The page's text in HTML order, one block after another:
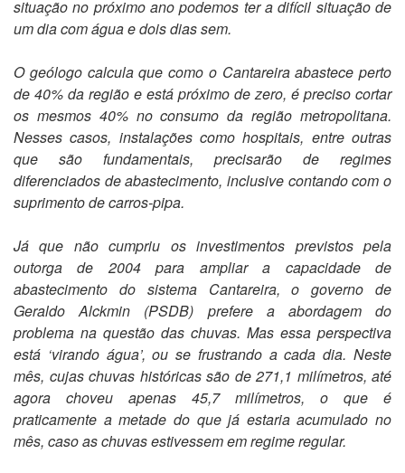
situação no próximo ano podemos ter a difícil situação de
um dia com água e dois dias sem.
O geólogo calcula que como o Cantareira abastece perto
de 40% da região e está próximo de zero, é preciso cortar
os mesmos 40% no consumo da região metropolitana.
Nesses casos, instalações como hospitais, entre outras
que são fundamentais, precisarão de regimes
diferenciados de abastecimento, inclusive contando com o
suprimento de carros-pipa.
Já que não cumpriu os investimentos previstos pela
outorga de 2004 para ampliar a capacidade de
abastecimento do sistema Cantareira, o governo de
Geraldo Alckmin (PSDB) prefere a abordagem do
problema na questão das chuvas. Mas essa perspectiva
está ‘virando água’, ou se frustrando a cada dia. Neste
mês, cujas chuvas históricas são de 271,1 milímetros, até
agora choveu apenas 45,7 milímetros, o que é
praticamente a metade do que já estaria acumulado no
mês, caso as chuvas estivessem em regime regular.